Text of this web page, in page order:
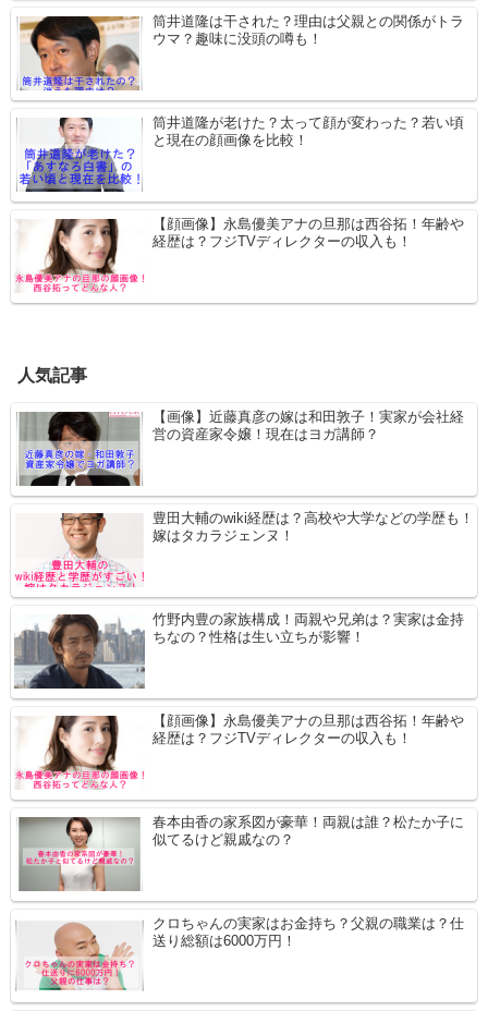
筒井道隆は干された？理由は父親との関係がトラ
ウマ？趣味に没頭の噂も！
筒井道隆が老けた？太って顔が変わった？若い頃
と現在の顔画像を比較！
【顔画像】永島優美アナの旦那は西谷拓！年齢や
経歴は？フジTVディレクターの収入も！
人気記事
【画像】近藤真彦の嫁は和田敦子！実家が会社経
営の資産家令嬢！現在はヨガ講師？
豊田大輔のwiki経歴は？高校や大学などの学歴も！
嫁はタカラジェンヌ！
竹野内豊の家族構成！両親や兄弟は？実家は金持
ちなの？性格は生い立ちが影響！
【顔画像】永島優美アナの旦那は西谷拓！年齢や
経歴は？フジTVディレクターの収入も！
春本由香の家系図が豪華！両親は誰？松たか子に
似てるけど親戚なの？
クロちゃんの実家はお金持ち？父親の職業は？仕
送り総額は6000万円！